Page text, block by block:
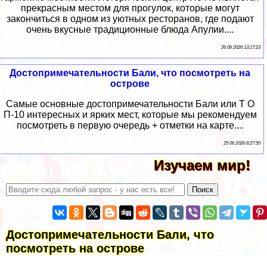
прекрасным местом для прогулок, которые могут
закончиться в одном из уютных ресторанов, где подают
очень вкусные традиционные блюда Апулии....
26 06 2026 13:17:23
Достопримечательности Бали, что посмотреть на
острове
Самые основные достопримечательности Бали или Т О
П-10 интересных и ярких мест, которые мы рекомендуем
посмотреть в первую очередь + отметки на карте....
25 06 2026 8:27:50
Изучаем мир!
Достопримечательности Бали, что
посмотреть на острове